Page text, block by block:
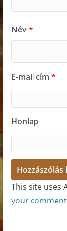
Név*
E-mail cím *
Honlap
This site uses
your